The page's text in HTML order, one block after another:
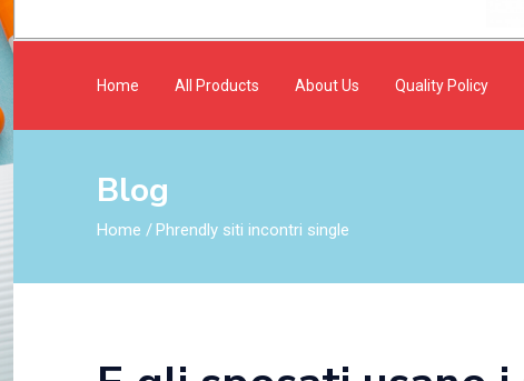
Home All Products About Us Quality Policy
Blog
Home /Phrendly siti incontri single